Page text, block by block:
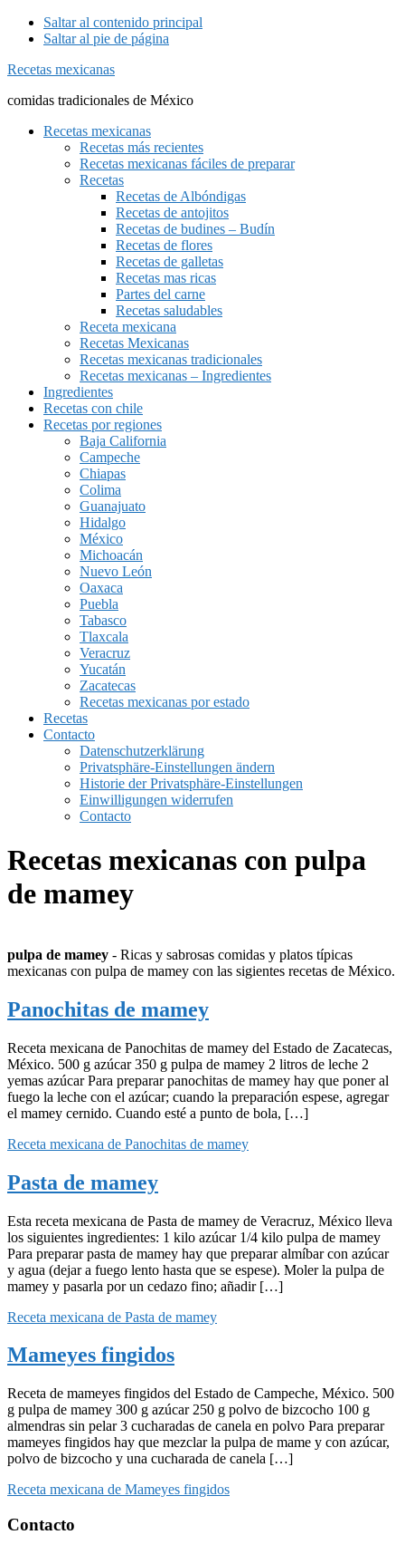
Saltar al contenido principal
Saltar al pie de página
Recetas mexicanas
comidas tradicionales de México
Recetas mexicanas
Recetas más recientes
Recetas mexicanas fáciles de preparar
Recetas
Recetas de Albóndigas
Recetas de antojitos
Recetas de budines – Budín
Recetas de flores
Recetas de galletas
Recetas mas ricas
Partes del carne
Recetas saludables
Receta mexicana
Recetas Mexicanas
Recetas mexicanas tradicionales
Recetas mexicanas – Ingredientes
Ingredientes
Recetas con chile
Recetas por regiones
Baja California
Campeche
Chiapas
Colima
Guanajuato
Hidalgo
México
Michoacán
Nuevo León
Oaxaca
Puebla
Tabasco
Tlaxcala
Veracruz
Yucatán
Zacatecas
Recetas mexicanas por estado
Recetas
Contacto
Datenschutzerklärung
Privatsphäre-Einstellungen ändern
Historie der Privatsphäre-Einstellungen
Einwilligungen widerrufen
Contacto
Recetas mexicanas con pulpa
de mamey
pulpa de mamey - Ricas y sabrosas comidas y platos típicas
mexicanas con pulpa de mamey con las sigientes recetas de México.
Panochitas de mamey
Receta mexicana de Panochitas de mamey del Estado de Zacatecas,
México. 500 g azúcar 350 g pulpa de mamey 2 litros de leche 2
yemas azúcar Para preparar panochitas de mamey hay que poner al
fuego la leche con el azúcar; cuando la preparación espese, agregar
el mamey cernido. Cuando esté a punto de bola, […]
Receta mexicana de Panochitas de mamey
Pasta de mamey
Esta receta mexicana de Pasta de mamey de Veracruz, México lleva
los siguientes ingredientes: 1 kilo azúcar 1/4 kilo pulpa de mamey
Para preparar pasta de mamey hay que preparar almíbar con azúcar
y agua (dejar a fuego lento hasta que se espese). Moler la pulpa de
mamey y pasarla por un cedazo fino; añadir […]
Receta mexicana de Pasta de mamey
Mameyes fingidos
Receta de mameyes fingidos del Estado de Campeche, México. 500
g pulpa de mamey 300 g azúcar 250 g polvo de bizcocho 100 g
almendras sin pelar 3 cucharadas de canela en polvo Para preparar
mameyes fingidos hay que mezclar la pulpa de mame y con azúcar,
polvo de bizcocho y una cucharada de canela […]
Receta mexicana de Mameyes fingidos
Footer
Contacto